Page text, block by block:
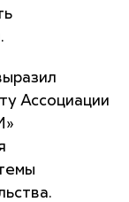
Ассоциации